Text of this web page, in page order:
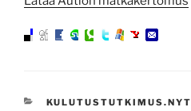
KATEGORIAT
KULUTUSTUTKIMUS.NYT